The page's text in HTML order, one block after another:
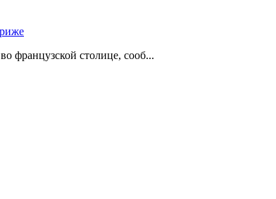
французской столице, сооб...